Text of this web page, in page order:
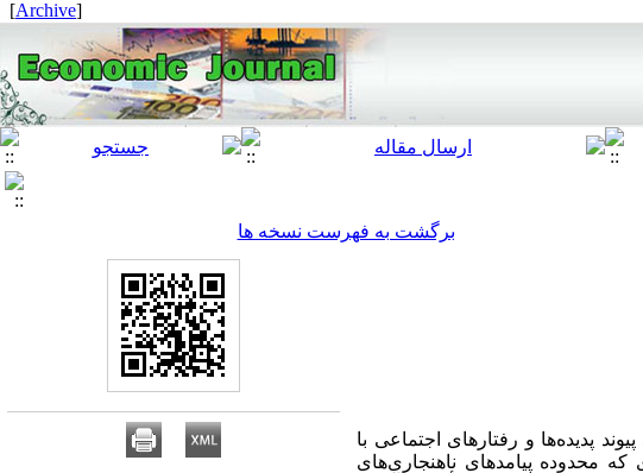
[
Archive
]
برگشت به فهرست نسخه ها
پدیده‌ها و رفتارهای اجتماعی با
محدوده پیامدهای ناهنجاری‌های